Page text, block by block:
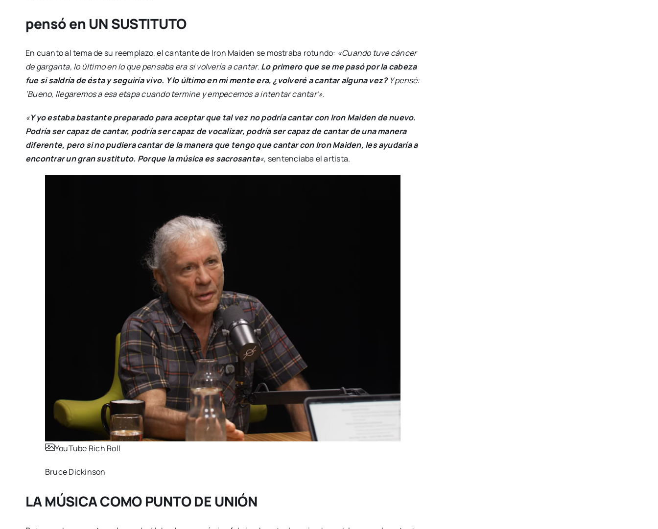
pensó en UN SUSTITUTO
En cuanto al tema de su reemplazo, el cantante de Iron Maiden se mostraba rotundo: «Cuando tuve cáncer
de garganta, lo último en lo que pensaba era si volvería a cantar. Lo primero que se me pasó por la cabeza
fue si saldría de ésta y seguiría vivo. Y lo último en mi mente era, ¿volveré a cantar alguna vez? Y pensé:
‘Bueno, llegaremos a esa etapa cuando termine y empecemos a intentar cantar'».
«Y yo estaba bastante preparado para aceptar que tal vez no podría cantar con Iron Maiden de nuevo.
Podría ser capaz de cantar, podría ser capaz de vocalizar, podría ser capaz de cantar de una manera
diferente, pero si no pudiera cantar de la manera que tengo que cantar con Iron Maiden, les ayudaría a
encontrar un gran sustituto. Porque la música es sacrosanta«, sentenciaba el artista.
YouTube Rich Roll
Bruce Dickinson
LA MÚSICA COMO PUNTO DE UNIÓN